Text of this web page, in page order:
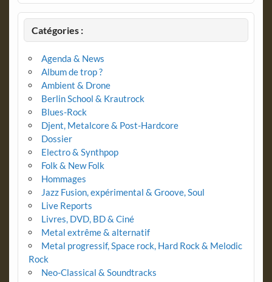
Catégories :
Agenda & News
Album de trop ?
Ambient & Drone
Berlin School & Krautrock
Blues-Rock
Djent, Metalcore & Post-Hardcore
Dossier
Electro & Synthpop
Folk & New Folk
Hommages
Jazz Fusion, expérimental & Groove, Soul
Live Reports
Livres, DVD, BD & Ciné
Metal extrême & alternatif
Metal progressif, Space rock, Hard Rock & Melodic
Rock
Neo-Classical & Soundtracks